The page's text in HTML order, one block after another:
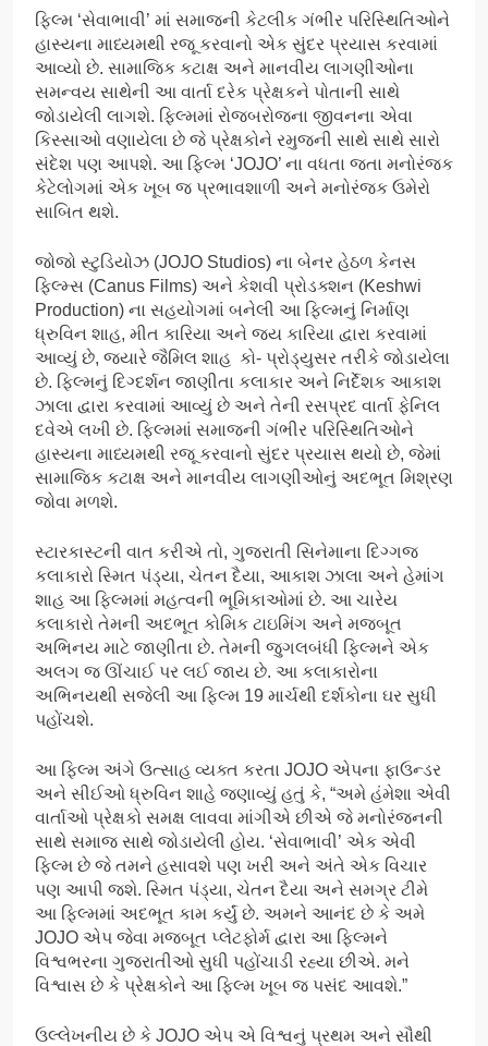
ફિલ્મ ‘સેવાભાવી’ માં સમાજની કેટલીક ગંભીર પરિસ્થિતિઓને
હાસ્યના માધ્યમથી રજૂ કરવાનો એક સુંદર પ્રયાસ કરવામાં
આવ્યો છે. સામાજિક કટાક્ષ અને માનવીય લાગણીઓના
સમન્વય સાથેની આ વાર્તા દરેક પ્રેક્ષકને પોતાની સાથે
જોડાયેલી લાગશે. ફિલ્મમાં રોજબરોજના જીવનના એવા
કિસ્સાઓ વણાયેલા છે જે પ્રેક્ષકોને રમુજની સાથે સાથે સારો
સંદેશ પણ આપશે. આ ફિલ્મ ‘JOJO’ ના વધતા જતા મનોરંજક
કેટેલોગમાં એક ખૂબ જ પ્રભાવશાળી અને મનોરંજક ઉમેરો
સાબિત થશે.
જોજો સ્ટુડિયોઝ (JOJO Studios) ના બેનર હેઠળ કેનસ
ફિલ્મ્સ (Canus Films) અને કેશવી પ્રોડક્શન (Keshwi
Production) ના સહયોગમાં બનેલી આ ફિલ્મનું નિર્માણ
ધ્રુવિન શાહ, મીત કારિયા અને જય કારિયા દ્વારા કરવામાં
આવ્યું છે, જ્યારે જૈમિલ શાહ કો- પ્રોડ્યુસર તરીકે જોડાયેલા
છે. ફિલ્મનું દિગ્દર્શન જાણીતા કલાકાર અને નિર્દેશક આકાશ
ઝાલા દ્વારા કરવામાં આવ્યું છે અને તેની રસપ્રદ વાર્તા ફેનિલ
દવેએ લખી છે. ફિલ્મમાં સમાજની ગંભીર પરિસ્થિતિઓને
હાસ્યના માધ્યમથી રજૂ કરવાનો સુંદર પ્રયાસ થયો છે, જેમાં
સામાજિક કટાક્ષ અને માનવીય લાગણીઓનું અદભૂત મિશ્રણ
જોવા મળશે.
સ્ટારકાસ્ટની વાત કરીએ તો, ગુજરાતી સિનેમાના દિગ્ગજ
કલાકારો સ્મિત પંડ્યા, ચેતન દૈયા, આકાશ ઝાલા અને હેમાંગ
શાહ આ ફિલ્મમાં મહત્વની ભૂમિકાઓમાં છે. આ ચારેય
કલાકારો તેમની અદભૂત કોમિક ટાઇમિંગ અને મજબૂત
અભિનય માટે જાણીતા છે. તેમની જુગલબંધી ફિલ્મને એક
અલગ જ ઊંચાઈ પર લઈ જાય છે. આ કલાકારોના
અભિનયથી સજેલી આ ફિલ્મ 19 માર્ચથી દર્શકોના ઘર સુધી
પહોંચશે.
આ ફિલ્મ અંગે ઉત્સાહ વ્યક્ત કરતા JOJO એપના ફાઉન્ડર
અને સીઈઓ ધ્રુવિન શાહે જણાવ્યું હતું કે, “અમે હંમેશા એવી
વાર્તાઓ પ્રેક્ષકો સમક્ષ લાવવા માંગીએ છીએ જે મનોરંજનની
સાથે સમાજ સાથે જોડાયેલી હોય. ‘સેવાભાવી’ એક એવી
ફિલ્મ છે જે તમને હસાવશે પણ ખરી અને અંતે એક વિચાર
પણ આપી જશે. સ્મિત પંડ્યા, ચેતન દૈયા અને સમગ્ર ટીમે
આ ફિલ્મમાં અદભૂત કામ કર્યું છે. અમને આનંદ છે કે અમે
JOJO એપ જેવા મજબૂત પ્લેટફોર્મ દ્વારા આ ફિલ્મને
વિશ્વભરના ગુજરાતીઓ સુધી પહોંચાડી રહ્યા છીએ. મને
વિશ્વાસ છે કે પ્રેક્ષકોને આ ફિલ્મ ખૂબ જ પસંદ આવશે.”
ઉલ્લેખનીય છે કે JOJO એપ એ વિશ્વનું પ્રથમ અને સૌથી